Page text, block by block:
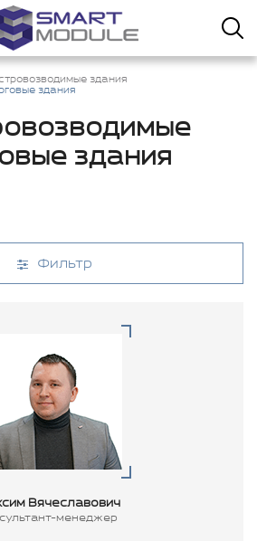
здания
здания
здания
Фильтр
Вячеславович
менеджер